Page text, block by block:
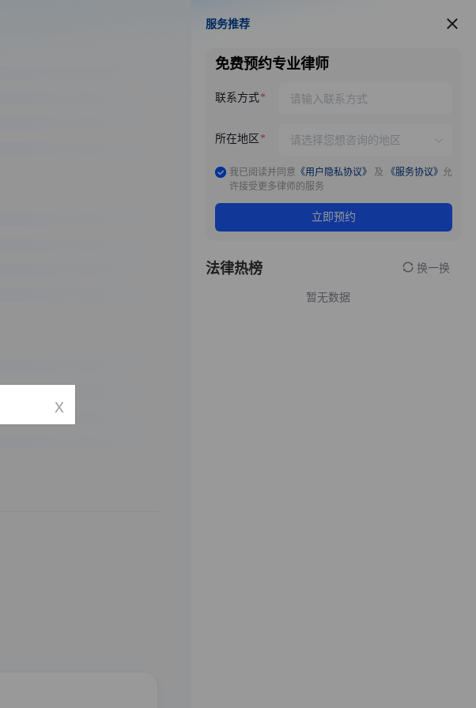
服务推荐
服务推荐
免费预约专业律师
联系方式
所在地区
我已阅读并同意 《用户隐私协议》 及 《服务协议》 允
许接受更多律师的服务
立即预约
法律热榜 换一换
暂无数据
x